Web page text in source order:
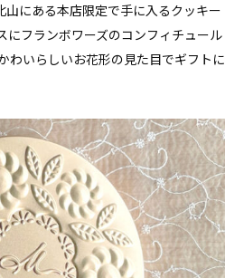
にある本店限定で手に入るクッキー
にフランボワーズのコンフィチュール
わいらしいお花形の見た目でギフトに